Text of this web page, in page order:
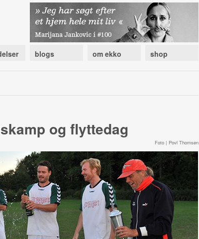
blogs om ekko shop
og flyttedag
Foto | Povl Thomsen